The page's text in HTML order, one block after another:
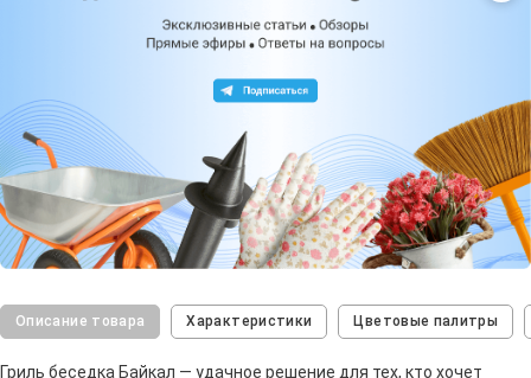
Описание товара Характеристики Цветовые палитры
Гриль беседка Байкал — удачное решение для тех, кто хочет